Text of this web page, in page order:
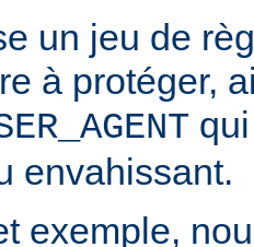
un jeu de
à protéger,
envahissant.
exemple,